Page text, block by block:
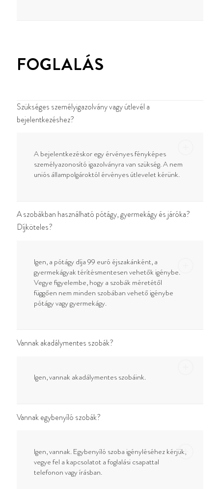
FOGLALÁS
Szükséges személyigazolvány vagy útlevél a
bejelentkezéshez?
A bejelentkezéskor egy érvényes fényképes
személyazonosító igazolványra van szükség. A nem
uniós állampolgároktól érvényes útlevelet kérünk.
A szobákban használható pótágy, gyermekágy és járóka?
Díjköteles?
Igen, a pótágy díja 99 euró éjszakánként, a
gyermekágyak térítésmentesen vehetők igénybe.
Vegye figyelembe, hogy a szobák méretétől
függően nem minden szobában vehető igénybe
pótágy vagy gyermekágy.
Vannak akadálymentes szobák?
Igen, vannak akadálymentes szobáink.
Vannak egybenyíló szobák?
Igen, vannak. Egybenyíló szoba igényléséhez kérjük,
vegye fel a kapcsolatot a foglalási csapattal
telefonon vagy írásban.